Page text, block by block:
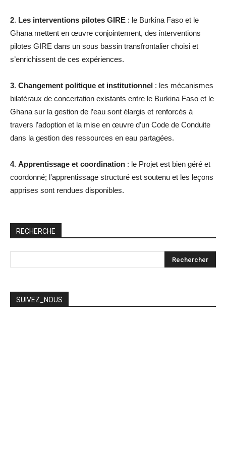
2. Les interventions pilotes GIRE : le Burkina Faso et le
Ghana mettent en œuvre conjointement, des interventions
pilotes GIRE dans un sous bassin transfrontalier choisi et
s’enrichissent de ces expériences.
3. Changement politique et institutionnel : les mécanismes
bilatéraux de concertation existants entre le Burkina Faso et le
Ghana sur la gestion de l’eau sont élargis et renforcés à
travers l’adoption et la mise en œuvre d’un Code de Conduite
dans la gestion des ressources en eau partagées.
4. Apprentissage et coordination : le Projet est bien géré et
coordonné; l’apprentissage structuré est soutenu et les leçons
apprises sont rendues disponibles.
RECHERCHE
SUIVEZ_NOUS